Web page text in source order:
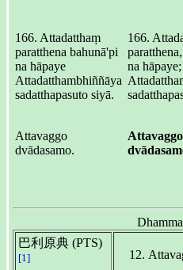
166. Attadatthaṃ
paratthena bahunā'pi
na hāpaye
Attadatthambhiññāya
sadatthapasuto siyā.
Attavaggo
dvādasamo.
166.
na hāpaye;
Attavaggo
巴利原典 (PTS)
[1]